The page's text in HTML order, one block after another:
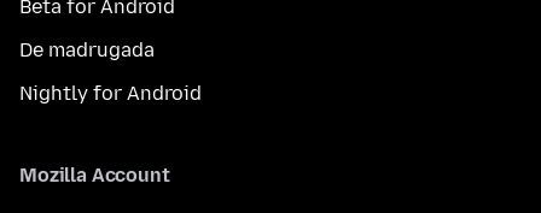
Beta for Android
De madrugada
Nightly for Android
Mozilla Account